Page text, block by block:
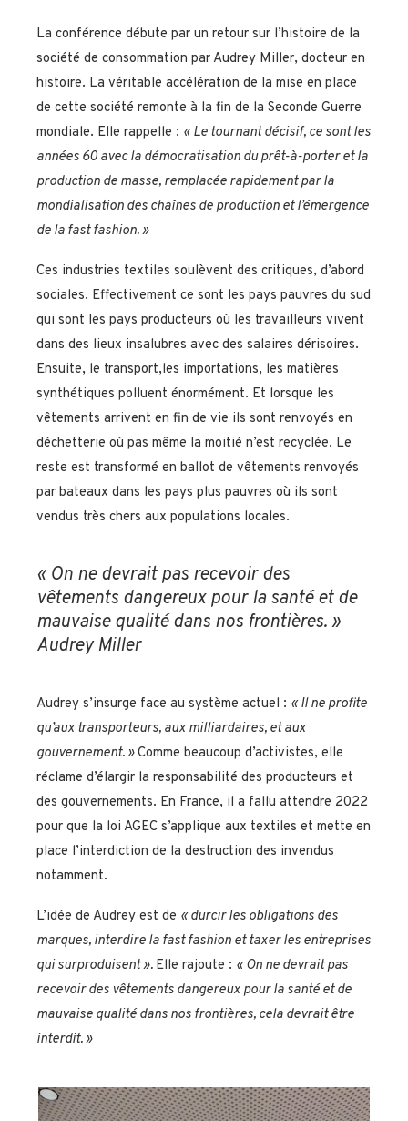
La conférence débute par un retour sur l’histoire de la
société de consommation par Audrey Miller, docteur en
histoire. La véritable accélération de la mise en place
de cette société remonte à la fin de la Seconde Guerre
mondiale. Elle rappelle : «Le tournant décisif, ce sontles
années 60 avec la démocratisation du prêt-à-porter et la
production de masse, remplacée rapidement par la
mondialisation des chaînes de production et l’émergence
de la fast fashion. »
Ces industries textiles soulèvent des critiques, d’abord
sociales. Effectivement ce sont les pays pauvres du sud
qui sont les pays producteurs où les travailleurs vivent
dans des lieux insalubres avec des salaires dérisoires.
Ensuite, le transport,les importations, les matières
synthétiques polluent énormément. Et lorsque les
vêtements arrivent en fin de vie ils sont renvoyés en
déchetterie où pas même la moitié n’est recyclée. Le
reste est transformé en ballot de vêtements renvoyés
par bateaux dans les pays plus pauvres où ils sont
vendus très chers aux populations locales.
« On ne devrait pas recevoir des
vêtements dangereux pour la santé et de
mauvaise qualité dans nos frontières. »
Audrey Miller
Audrey s’insurge face au système actuel : « Ilne profite
qu’aux transporteurs, aux milliardaires, et aux
gouvernement. »Comme beaucoup d’activistes, elle
réclame d’élargir la responsabilité des producteurs et
des gouvernements. En France, il a fallu attendre 2022
pour que la loi AGEC s’applique aux textiles et mette en
place l’interdiction de la destruction des invendus
notamment.
L’idée de Audrey est de «durcir les obligations des
marques, interdire la fast fashion et taxer les entreprises
qui surproduisent ». Elle rajoute : «On ne devraitpas
recevoir des vêtements dangereux pour la santé et de
mauvaise qualité dans nos frontières, cela devrait être
interdit. »